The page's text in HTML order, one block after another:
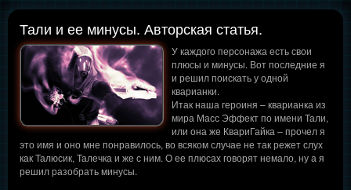
Тали и ее минусы. Авторская статья.
У каждого персонажа есть свои
плюсы и минусы. Вот последние я
и решил поискать у одной
кварианки.
Итак наша героиня – кварианка из
мира Масс Эффект по имени Тали,
или она же КвариГайка – прочел я
это имя и оно мне понравилось, во всяком случае не так режет слух
как Талюсик, Талечка и же с ним. О ее плюсах говорят немало, ну а я
решил разобрать минусы.